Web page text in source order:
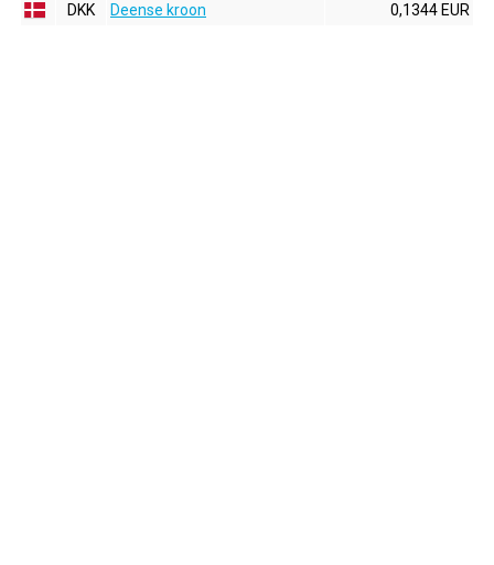
DKK
Deense kroon 0,1344 EUR